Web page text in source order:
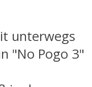
unterwegs
"No Pogo 3"